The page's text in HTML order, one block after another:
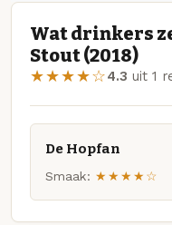
Wat drinkers
Stout (2018)
★★★★☆4.3 uit 1
De Hopfan
Smaak: ★★★★☆